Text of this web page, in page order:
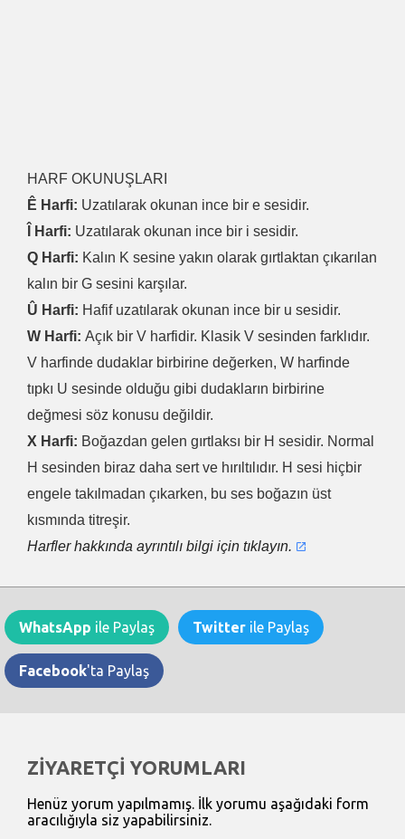
HARF OKUNUŞLARI
Ê Harfi: Uzatılarak okunan ince bir e sesidir.
Î Harfi: Uzatılarak okunan ince bir i sesidir.
Q Harfi: Kalın K sesine yakın olarak gırtlaktan çıkarılan
kalın bir G sesini karşılar.
Û Harfi: Hafif uzatılarak okunan ince bir u sesidir.
W Harfi: Açık bir V harfidir. Klasik V sesinden farklıdır.
V harfinde dudaklar birbirine değerken, W harfinde
tıpkı U sesinde olduğu gibi dudakların birbirine
değmesi söz konusu değildir.
X Harfi: Boğazdan gelen gırtlaksı bir H sesidir. Normal
H sesinden biraz daha sert ve hırıltılıdır. H sesi hiçbir
engele takılmadan çıkarken, bu ses boğazın üst
kısmında titreşir.
Harfler hakkında ayrıntılı bilgi için tıklayın.
WhatsApp ile Paylaş Twitter ile Paylaş
Facebook'ta Paylaş
ZİYARETÇİ YORUMLARI
Henüz yorum yapılmamış. İlk yorumu aşağıdaki form
aracılığıyla siz yapabilirsiniz.